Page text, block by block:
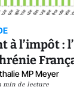
à l’impôt :
MP Meyer
min de lecture